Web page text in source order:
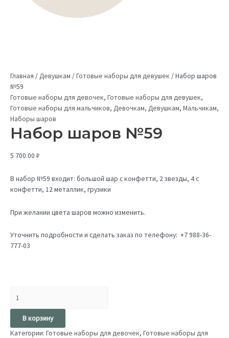
Главная /Девушкам /Готовые наборы для девушек /Набор шаров
№59
Готовые наборы для девочек, Готовые наборы для девушек,
Готовые наборы для мальчиков, Девочкам, Девушкам, Мальчикам,
Наборы шаров
Набор шаров №59
5 700.00 ₽
В набор №59 входит: большой шар с конфетти, 2 звезды, 4 с
конфетти, 12 металлик, грузики
При желании цвета шаров можно изменить.
Уточнить подробности и сделать заказ по телефону: +7 988-36-
777-03
В корзину
Категории: Готовые наборы для девочек, Готовые наборы для